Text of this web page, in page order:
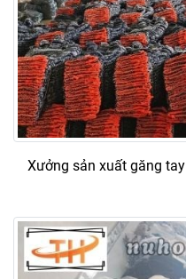
Xưởng sản xuất găng tay